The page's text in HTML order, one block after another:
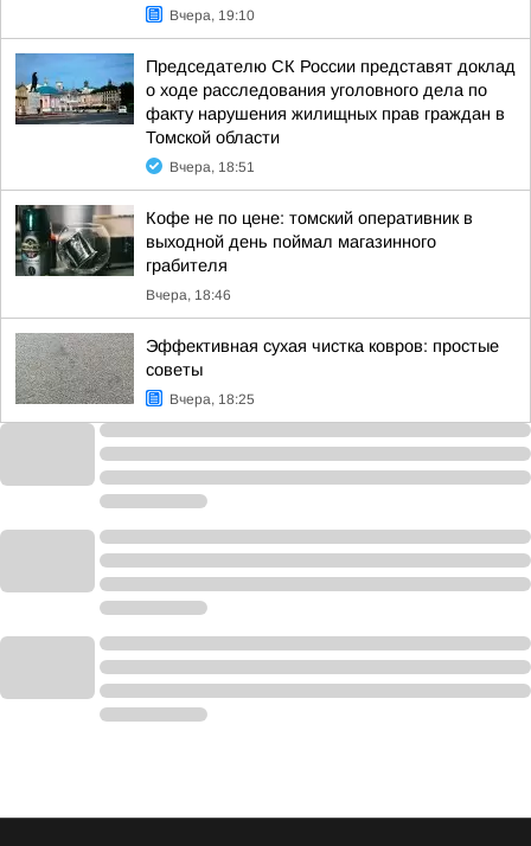
Вчера, 19:10
Председателю СК России представят доклад
о ходе расследования уголовного дела по
факту нарушения жилищных прав граждан в
Томской области
Вчера, 18:51
Кофе не по цене: томский оперативник в
выходной день поймал магазинного
грабителя
Вчера, 18:46
Эффективная сухая чистка ковров: простые
советы
Вчера, 18:25